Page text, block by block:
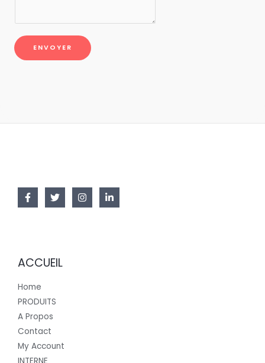
ENVOYER
ACCUEIL
Home
PRODUITS
A Propos
Contact
My Account